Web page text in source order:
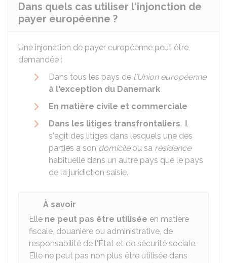
Dans quels cas utiliser l'injonction de
payer européenne ?
Une injonction de payer européenne peut être
demandée :
Dans tous les pays de l'Union européenne
à l'exception du Danemark
En matière civile et commerciale
Dans les litiges transfrontaliers. Il
s'agit des litiges dans lesquels une des
parties a son domicileou sa résidence
habituelle dans un autre pays que le pays
de la juridiction saisie.
À savoir
Elle ne peut pas être utilisée en matière
fiscale, douanière ou administrative, de
responsabilité de l'État et de sécurité sociale.
Elle ne peut pas non plus être utilisée dans